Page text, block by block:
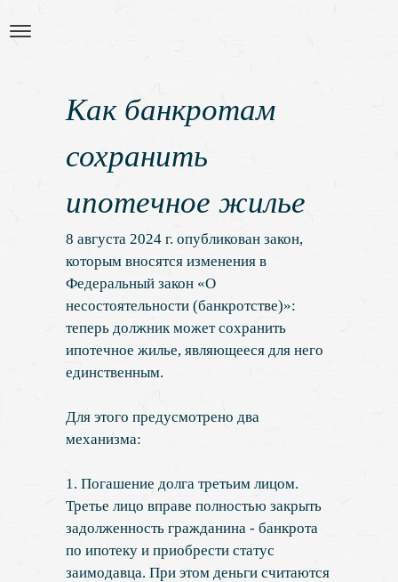
8 августа 2024 г. опубликован закон,
которым вносятся изменения в
Федеральный закон «О
несостоятельности (банкротстве)»:
теперь должник может сохранить
ипотечное жилье, являющееся для него
единственным.
Для этого предусмотрено два
механизма:
1. Погашение долга третьим лицом.
Третье лицо вправе полностью закрыть
задолженность гражданина - банкрота
по ипотеку и приобрести статус
заимодавца. При этом деньги считаются
Как банкротам
сохранить
ипотечное жилье